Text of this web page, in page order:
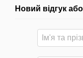
Новий відгук